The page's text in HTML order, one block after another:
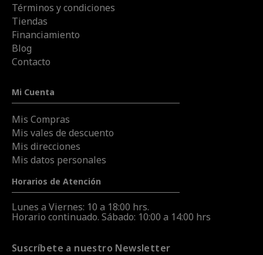
Términos y condiciones
Tiendas
Financiamiento
Blog
Contacto
Mi Cuenta
Mis Compras
Mis vales de descuento
Mis direcciones
Mis datos personales
Horarios de Atención
Lunes a Viernes: 10 a 18:00 hrs.
Horario continuado. Sábado: 10:00 a 14:00 hrs
Suscríbete a nuestro Newsletter